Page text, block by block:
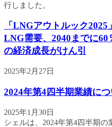
行しました。
「LNGアウトルック
LNG需要、2040までに
の経済成長がけん引
2025年2月27日
2024年第4四半期業績に
2025年1月30日
シェルは、2024年第4四半期の